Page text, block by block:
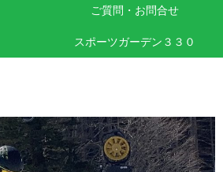
ご質問・お問合せ
スポーツガーデン３３０